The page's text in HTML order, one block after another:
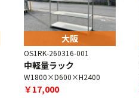
大阪
OS1RK-260316-001
中軽量ラック
W1800×D600×H2400
￥17,000